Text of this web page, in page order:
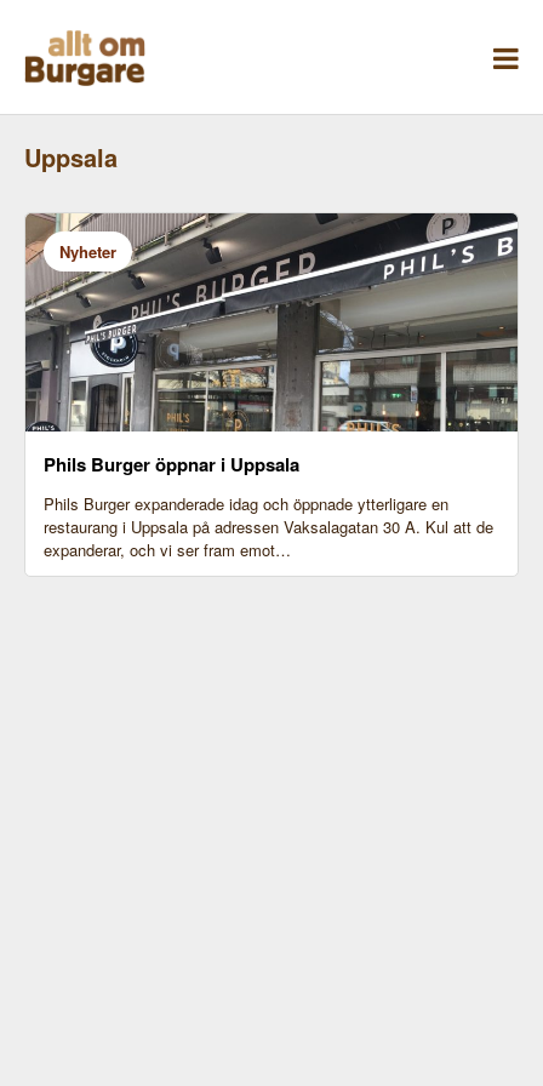
innehåll
Uppsala
Nyheter
Phils Burger öppnar i Uppsala
Phils Burger expanderade idag och öppnade ytterligare en
restaurang i Uppsala på adressen Vaksalagatan 30 A. Kul att de
expanderar, och vi ser fram emot…